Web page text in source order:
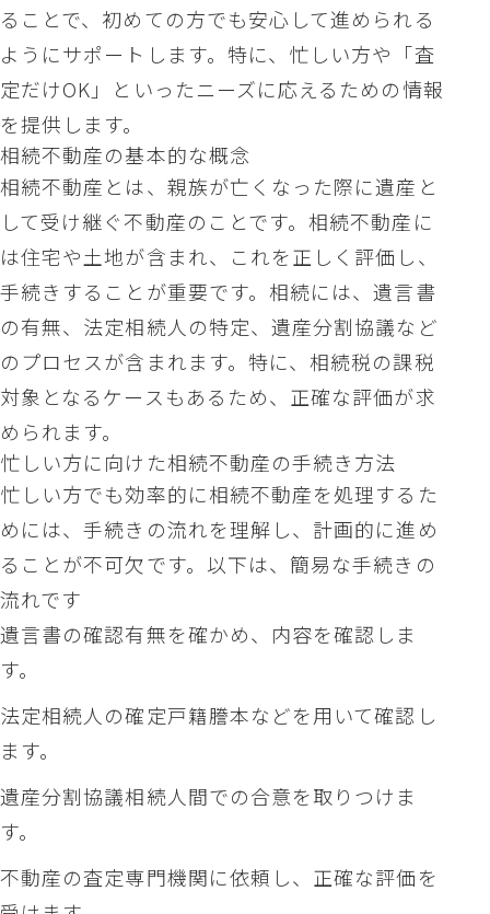
ることで、初めての方でも安心して進められる
ようにサポートします。特に、忙しい方や「査
定だけOK」といったニーズに応えるための情報
を提供します。
相続不動産の基本的な概念
相続不動産とは、親族が亡くなった際に遺産と
して受け継ぐ不動産のことです。相続不動産に
は住宅や土地が含まれ、これを正しく評価し、
手続きすることが重要です。相続には、遺言書
の有無、法定相続人の特定、遺産分割協議など
のプロセスが含まれます。特に、相続税の課税
対象となるケースもあるため、正確な評価が求
められます。
忙しい方に向けた相続不動産の手続き方法
忙しい方でも効率的に相続不動産を処理するた
めには、手続きの流れを理解し、計画的に進め
ることが不可欠です。以下は、簡易な手続きの
流れです
遺言書の確認有無を確かめ、内容を確認しま
す。
法定相続人の確定戸籍謄本などを用いて確認し
ます。
遺産分割協議相続人間での合意を取りつけま
す。
不動産の査定専門機関に依頼し、正確な評価を